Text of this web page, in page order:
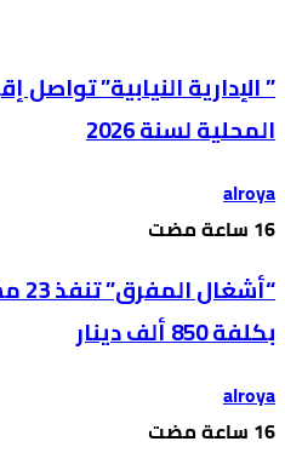
” الإدارية النيابية” تواصل
المحلية لسنة 2026
alroya
بكلفة 850 ألف دينار
alroya